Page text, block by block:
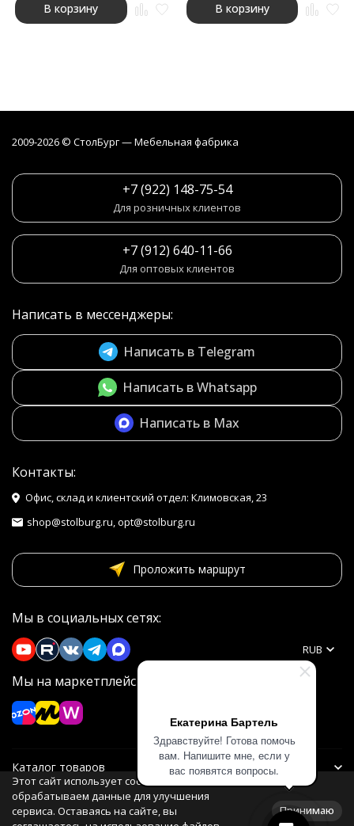
Екатерина Бартель
Здравствуйте! Готова помочь
вам. Напишите мне, если у
вас появятся вопросы.
В корзину В корзину
2009-2026 © СтолБург — Мебeльная фабрика
+7 (922) 148-75-54
Для розничных клиентов
+7 (912) 640-11-66
Для оптовых клиентов
Написать в мессенджеры:
Написать в Telegram
Написать в Whatsapp
Написать в Max
Контакты:
Офис, склад и клиентский отдел: Климовская, 23
shop@stolburg.ru, opt@stolburg.ru
Проложить маршрут
Мы в социальных сетях:
Мы на маркетплейсах
RUB
Каталог товаров
Информация
Этот сайт использует cookie. Мы
обрабатываем данные для улучшения
сервиса. Оставаясь на сайте, вы
Принимаю